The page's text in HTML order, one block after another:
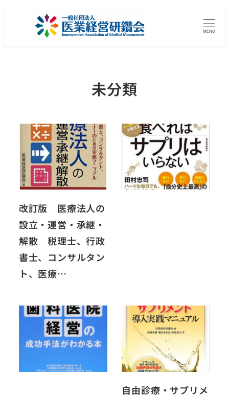
MENU
未分類
改訂版 医療法人の
設立・運営・承継・
解散 税理士、行政
書士、コンサルタン
ト、医療…
自由診療・サプリメ